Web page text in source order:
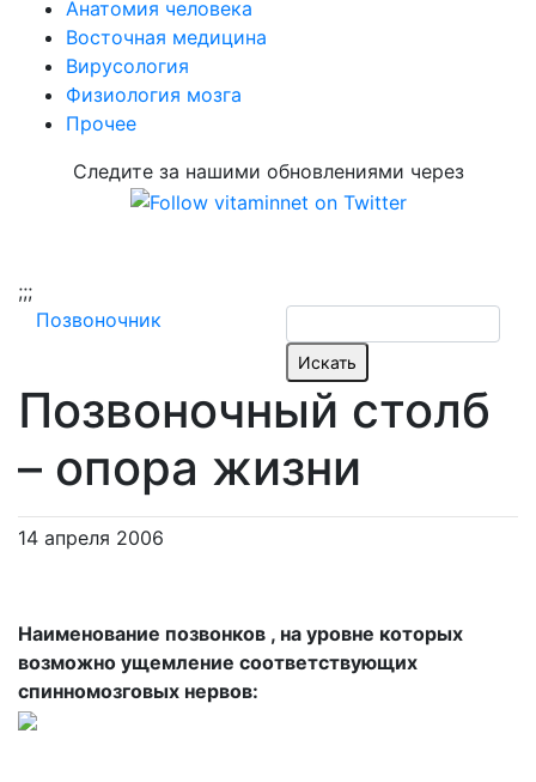
Aнатомия человека
Восточная медицина
Вирусология
Физиология мозга
Прочее
Следите за нашими обновлениями через
;;;
Позвоночник
Позвоночный столб
– опора жизни
14 апреля 2006
Наименование позвонков , на уровне которых
возможно ущемление соответствующих
спинномозговых нервов: